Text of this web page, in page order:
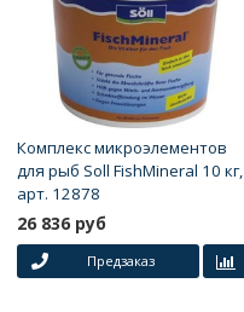
Комплекс микроэлементов
для рыб Soll FishMineral 10 кг,
арт. 12878
26 836 руб
Предзаказ